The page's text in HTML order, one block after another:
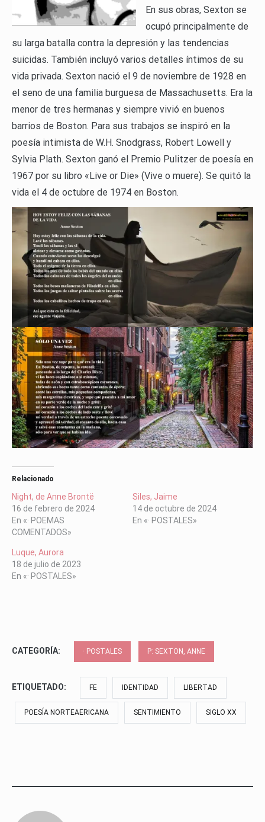
En sus obras, Sexton se
ocupó principalmente de
su larga batalla contra la depresión y las tendencias
suicidas. También incluyó varios detalles íntimos de su
vida privada. Sexton nació el 9 de noviembre de 1928 en
el seno de una familia burguesa de Massachusetts. Era la
menor de tres hermanas y siempre vivió en buenos
barrios de Boston. Para sus trabajos se inspiró en la
poesía intimista de W.H. Snodgrass, Robert Lowell y
Sylvia Plath. Sexton ganó el Premio Pulitzer de poesía en
1967 por su libro «Live or Die» (Vive o muere). Se quitó la
vida el 4 de octubre de 1974 en Boston.
Relacionado
Night, de Anne Brontë
16 de febrero de 2024
En «· POEMAS
COMENTADOS»
Siles, Jaime
14 de octubre de 2024
En «· POSTALES»
Luque, Aurora
18 de julio de 2023
En «· POSTALES»
CATEGORÍA: · POSTALES P: SEXTON, ANNE
ETIQUETADO: FE IDENTIDAD LIBERTAD
POESÍA NORTEAERICANA SENTIMIENTO SIGLO XX